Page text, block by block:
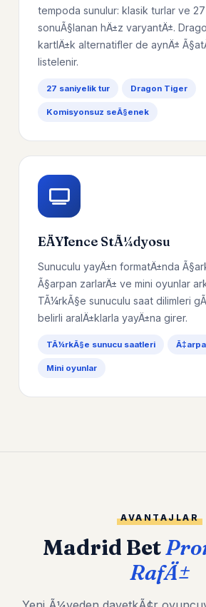
tempoda sunulur: klasik turlar ve
sonuÃ§lanan hÄ±z varyantÄ±.
kartlÄ±k alternatifler de aynÄ±
listelenir.
27 saniyelik tur Dragon Tiger
Komisyonsuz seÃ§enek
EÄŸlence StÃ¼dyosu
Sunuculu yayÄ±n formatÄ±nda
Ã§arpan zarlarÄ± ve mini oyunlar
TÃ¼rkÃ§e sunuculu saat dilimleri
belirli aralÄ±klarla yayÄ±na girer.
TÃ¼rkÃ§e sunucu saatleri
Mini oyunlar
AVANTAJLAR
Madrid Bet
RafÄ±